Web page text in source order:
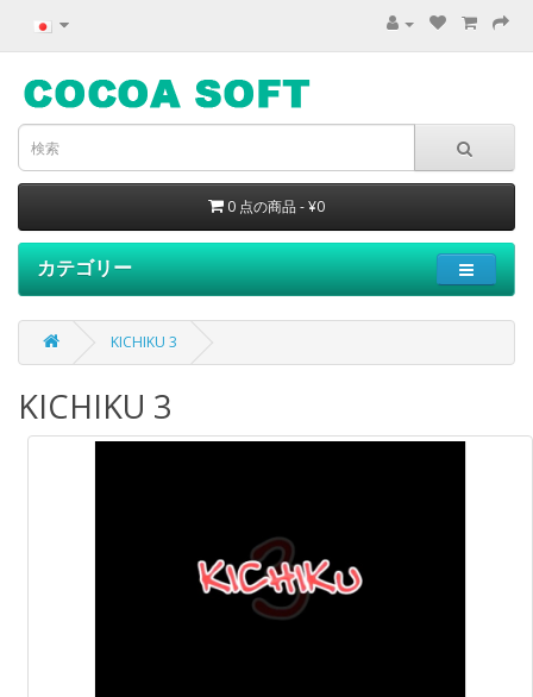
0 点の商品 - ¥0
カテゴリー
KICHIKU 3
KICHIKU 3